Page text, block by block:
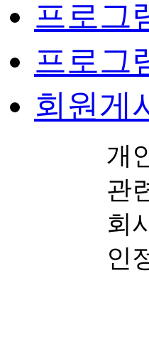
프로그
프로그
회원게
개
관
회
인
ο